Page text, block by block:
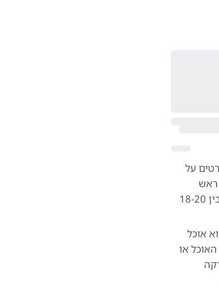
על
ראש
הממשלה, אני יכול להעיד ממקור ראשון שראש הממשלה עובד לרוב בין 18-20
אוכל
או